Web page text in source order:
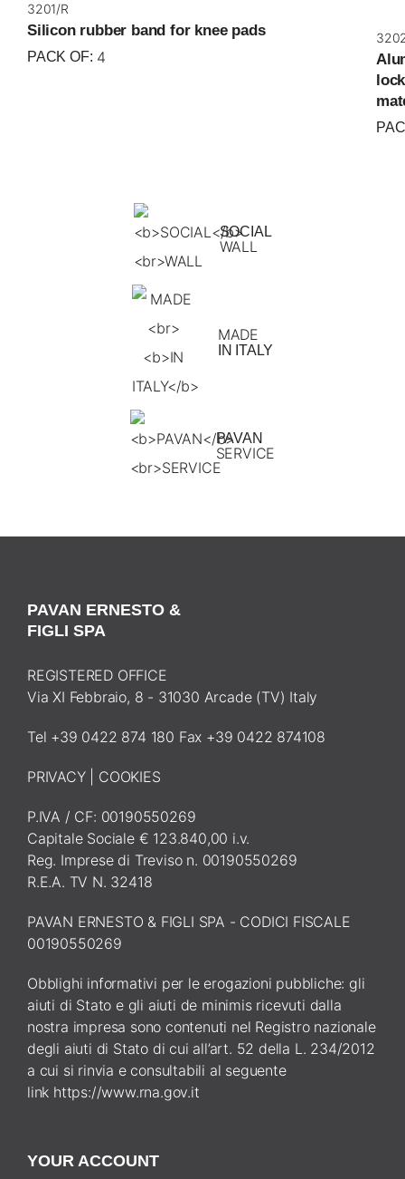
3201/R
Silicon rubber band for knee pads
PACK OF: 4
SOCIAL
WALL
MADE
IN ITALY
PAVAN
SERVICE
PAVAN ERNESTO &
FIGLI SPA
REGISTERED OFFICE
Via XI Febbraio, 8 - 31030 Arcade (TV) Italy
Tel +39 0422 874 180 Fax +39 0422 874108
PRIVACY| COOKIES
P.IVA / CF: 00190550269
Capitale Sociale € 123.840,00 i.v.
Reg. Imprese di Treviso n. 00190550269
R.E.A. TV N. 32418
PAVAN ERNESTO & FIGLI SPA - CODICI FISCALE
00190550269
Obblighi informativi per le erogazioni pubbliche: gli
aiuti di Stato e gli aiuti de minimis ricevuti dalla
nostra impresa sono contenuti nel Registro nazionale
degli aiuti di Stato di cui all’art. 52 della L. 234/2012
a cui si rinvia e consultabili al seguente
link https://www.rna.gov.it
YOUR ACCOUNT